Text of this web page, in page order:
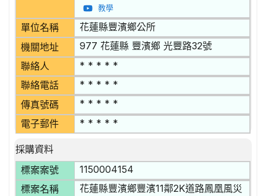
教學
單位名稱 花蓮縣豐濱鄉公所
機關地址 977 花蓮縣 豐濱鄉 光豐路32號
聯絡人 * * * * *
聯絡電話 * * * * *
傳真號碼 * * * * *
電子郵件 * * * * *
採購資料
標案案號
1150004154
標案名稱
花蓮縣豐濱鄉豐濱11鄰2K道路鳳凰風災